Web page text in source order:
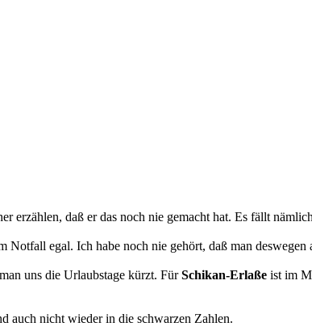
erzählen, daß er das noch nie gemacht hat. Es fällt
egal. Ich habe noch nie gehört, daß man
uns die Urlaubstage kürzt. FürSchikan-Erlaße ist im
auch nicht wieder in die schwarzen Zahlen.